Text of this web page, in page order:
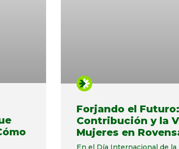
Forjando el
Contribución y la
Mujeres en
En el Día Internacional de